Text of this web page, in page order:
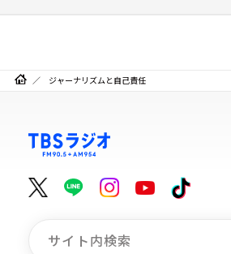
ジャーナリズムと自己責任